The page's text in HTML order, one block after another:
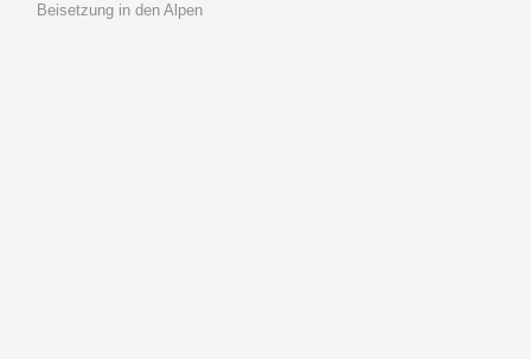
Beisetzung in den Alpen